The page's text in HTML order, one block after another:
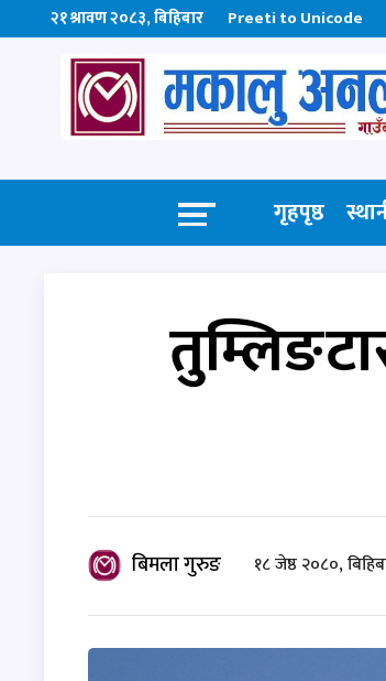
२१ श्रावण २०८३, बिहिबार Preeti to Unicode
गृहपृष्ठ
बिमला गुरुङ १८ जेष्ठ २०८०,